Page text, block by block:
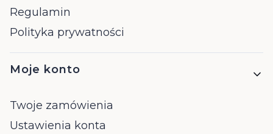
Regulamin
Polityka prywatności
Moje konto
Twoje zamówienia
Ustawienia konta